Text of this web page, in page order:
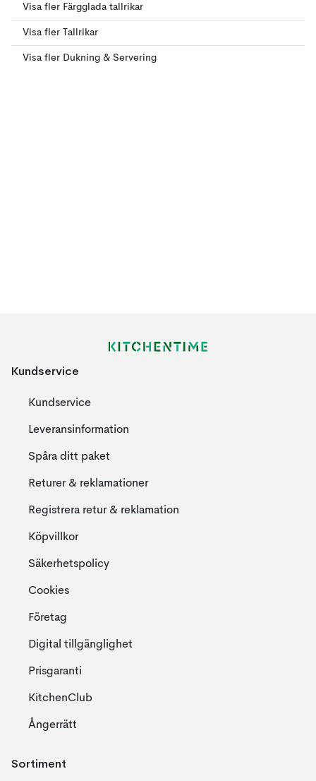
Visa fler Färgglada tallrikar
Visa fler Tallrikar
Visa fler Dukning & Servering
Kundservice
Kundservice
Leveransinformation
Spåra ditt paket
Returer & reklamationer
Registrera retur & reklamation
Köpvillkor
Säkerhetspolicy
Cookies
Företag
Digital tillgänglighet
Prisgaranti
KitchenClub
Ångerrätt
Sortiment